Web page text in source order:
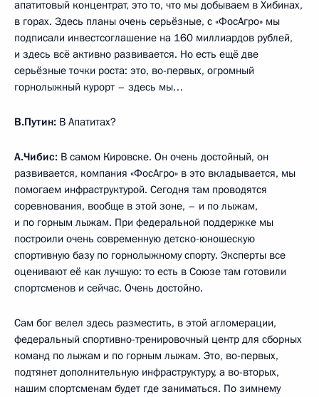
апатитовый концентрат, это то, что мы добываем в Хибинах,
в горах. Здесь планы очень серьёзные, с «ФосАгро» мы
подписали инвестсоглашение на 160 миллиардов рублей,
и здесь всё активно развивается. Но есть ещё две
серьёзные точки роста: это, во-первых, огромный
горнолыжный курорт – здесь мы…
В.Путин: В Апатитах?
А.Чибис: В самом Кировске. Он очень достойный, он
развивается, компания «ФосАгро» в это вкладывается, мы
помогаем инфраструктурой. Сегодня там проводятся
соревнования, вообще в этой зоне, – и по лыжам,
и по горным лыжам. При федеральной поддержке мы
построили очень современную детско-юношескую
спортивную базу по горнолыжному спорту. Эксперты все
оценивают её как лучшую: то есть в Союзе там готовили
спортсменов и сейчас. Очень достойно.
Сам бог велел здесь разместить, в этой агломерации,
федеральный спортивно-тренировочный центр для сборных
команд по лыжам и по горным лыжам. Это, во-первых,
подтянет дополнительную инфраструктуру, а во-вторых,
нашим спортсменам будет где заниматься. По зимнему